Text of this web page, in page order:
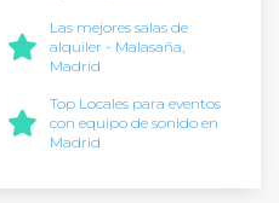
Las mejores salas de
alquiler - Malasaña,
Madrid
Top Locales para eventos
con equipo de sonido en
Madrid